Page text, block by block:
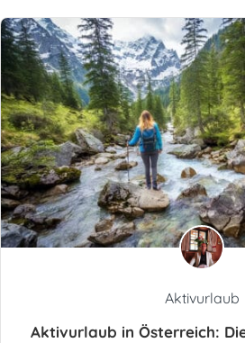
Aktivurlaub
Aktivurlaub in Österreich: